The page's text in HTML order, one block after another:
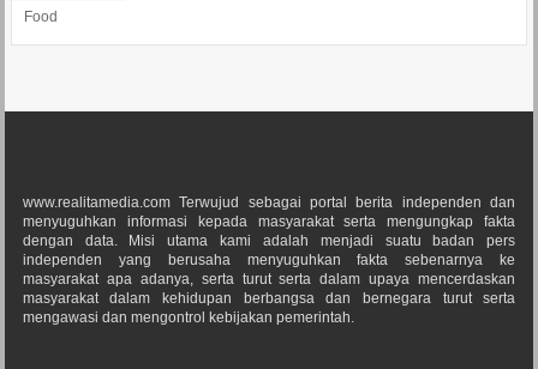
Food
www.realitamedia.com Terwujud sebagai portal berita independen dan
menyuguhkan informasi kepada masyarakat serta mengungkap fakta
dengan data. Misi utama kami adalah menjadi suatu badan pers
independen yang berusaha menyuguhkan fakta sebenarnya ke
masyarakat apa adanya, serta turut serta dalam upaya mencerdaskan
masyarakat dalam kehidupan berbangsa dan bernegara turut serta
mengawasi dan mengontrol kebijakan pemerintah.